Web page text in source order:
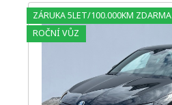
ZÁRUKA 5LET/100.000KM ZDARMA
ROČNÍ VŮZ